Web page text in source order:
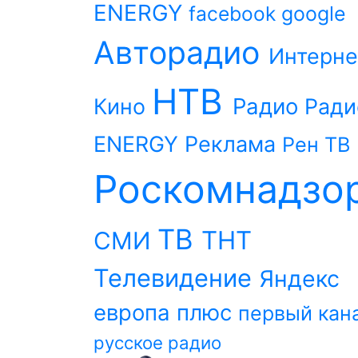
ENERGY facebook google
Авторадио
Кино НТВ Радио
ENERGY Реклама Рен ТВ
СМИ ТВ ТНТ
Телевидение Яндекс
европа плюс первый
русское радио